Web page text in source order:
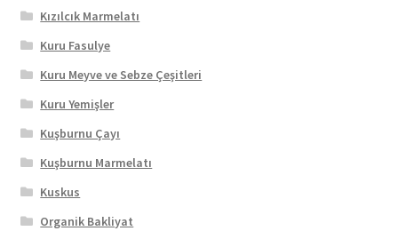
Kızılcık Marmelatı
Kuru Fasulye
Kuru Meyve ve Sebze Çeşitleri
Kuru Yemişler
Kuşburnu Çayı
Kuşburnu Marmelatı
Kuskus
Organik Bakliyat